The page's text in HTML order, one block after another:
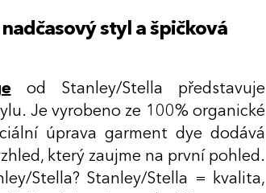
styl a špičková
od Stanley/Stella představuje
Je vyrobeno ze 100% organické
úprava garment dye dodává
který zaujme na první pohled.
Stella? Stanley/Stella = kvalita,